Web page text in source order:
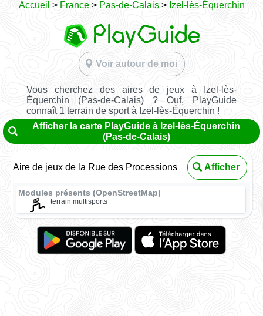
Accueil > France> Pas-de-Calais> Izel-lès-Équerchin
Voir autour de moi
Vous cherchez des aires de jeux à Izel-lès-
Équerchin (Pas-de-Calais) ? Ouf, PlayGuide
connaît 1 terrain de sport à Izel-lès-Équerchin !
Afficher la carte PlayGuide à Izel-lès-Équerchin
(Pas-de-Calais)
Aire de jeux de la Rue des Processions Afficher
Modules présents (OpenStreetMap)
terrain multisports